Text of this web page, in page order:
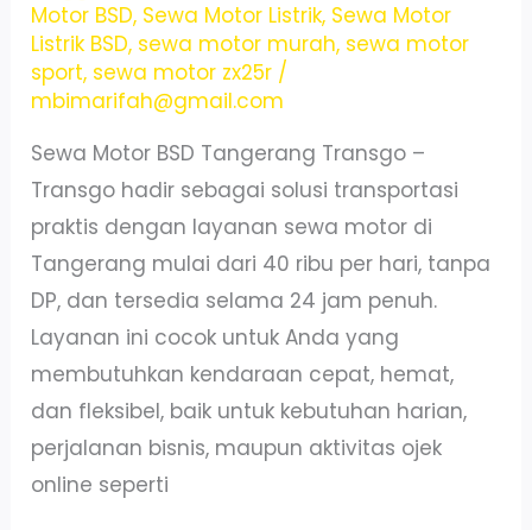
Motor BSD, Sewa Motor Listrik, Sewa Motor
Listrik BSD, sewa motor murah, sewa motor
sport, sewa motor zx25r /
mbimarifah@gmail.com
Sewa Motor BSD Tangerang Transgo –
Transgo hadir sebagai solusi transportasi
praktis dengan layanan sewa motor di
Tangerang mulai dari 40 ribu per hari, tanpa
DP, dan tersedia selama 24 jam penuh.
Layanan ini cocok untuk Anda yang
membutuhkan kendaraan cepat, hemat,
dan fleksibel, baik untuk kebutuhan harian,
perjalanan bisnis, maupun aktivitas ojek
online seperti